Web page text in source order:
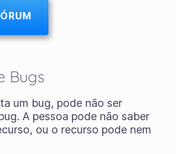
Bugs
um bug, pode não ser
A pessoa pode não saber
ou o recurso pode nem